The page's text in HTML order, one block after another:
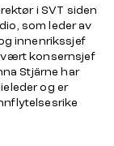
i SVT siden
som leder av
innenrikssjef
vært konsernsjef
Stjärne har
og er